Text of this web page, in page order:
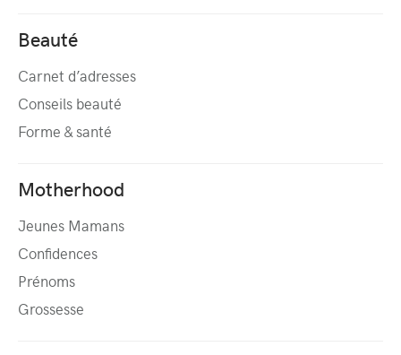
Beauté
Carnet d’adresses
Conseils beauté
Forme & santé
Motherhood
Jeunes Mamans
Confidences
Prénoms
Grossesse